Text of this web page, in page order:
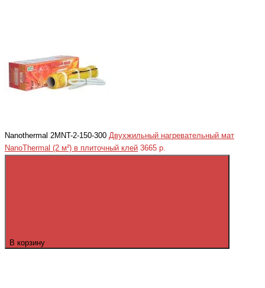
Nanothermal 2MNT-2-150-300 Двухжильный нагревательный мат
NanoThermal (2 м²) в плиточный клей 3665 р.
В корзину